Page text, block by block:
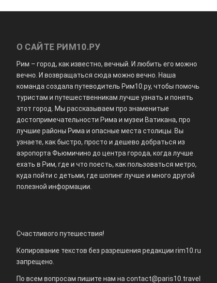
О САЙТЕ РИМ10.РУ
Рим – город, как известно, вечный. И любить его можно
вечно. И возвращаться сюда можно вечно. Наша
команда создала путеводитель Рим10.ру, чтобы помочь
туристам и путешественникам лучше узнать и понять
этот город. Мы рассказываем про знаменитые
достопримечательности Рима и музеи Ватикана, про
лучшие районы Рима и опасные места столицы. Вы
узнаете, как быстро, просто и дешево добраться из
аэропорта Фьюмичино до центра города, когда лучше
ехать в Рим, где и что поесть, как пользоваться метро,
куда пойти с детьми, где шопинг лучше и много другой
полезной информации.
Счастливого путешествия!
Копирование текстов без разрешения редакции rim10.ru
запрещено.
По всем вопросам пишите нам на contact@paris10.travel